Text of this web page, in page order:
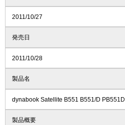
2011/10/27
発売日
2011/10/28
製品名
dynabook Satellite B551 B551/D
製品概要